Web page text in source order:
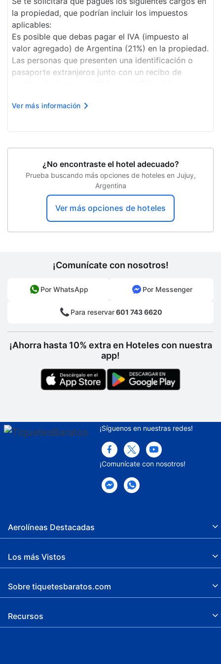
Vista al jardín
Estacionamiento sin asistencia gratuito
la propiedad, que podrían incluir los impuestos
aplicables:
Es posible que debas pagar el IVA (impuesto al
valor agregado) de Argentina (21%) en la propiedad.
Las personas que presenten una identificación o
pasaporte extranjeros junto con un recibo de
paguen con una tarjeta de crédito no emitida en
Ver más información
¿No encontraste el hotel adecuado?
Prueba buscando más opciones de hoteles en Jujuy,
Argentina
Ver más opciones de hoteles
¡Comunícate con nosotros!
Por WhatsApp Por Messenger
Para reservar601 743 6620
¡Ahorra hasta 10% extra en Hoteles con nuestra
app!
¡Síguenos en nuestras redes!
¡Comunícate con nosotros!
Aerolíneas Destacadas
Los más Vistos
Sobre tiquetesbaratos.com
Recursos